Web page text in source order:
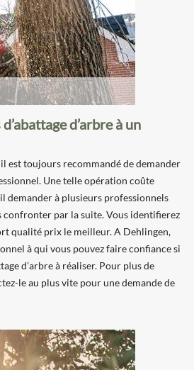
d’arbre à un
est toujours recommandé de demander
Une telle opération coûte
demander à plusieurs professionnels
confronter par la suite. Vous identifierez
qualité prix le meilleur. A Dehlingen,
à qui vous pouvez faire confiance si
d’arbre à réaliser. Pour plus de
le au plus vite pour une demande de